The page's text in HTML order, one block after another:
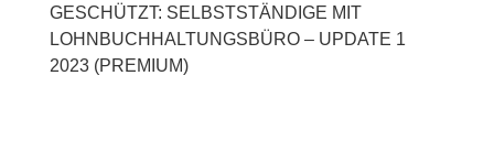
GESCHÜTZT: SELBSTSTÄNDIGE MIT
LOHNBUCHHALTUNGSBÜRO – UPDATE 1
2023 (PREMIUM)